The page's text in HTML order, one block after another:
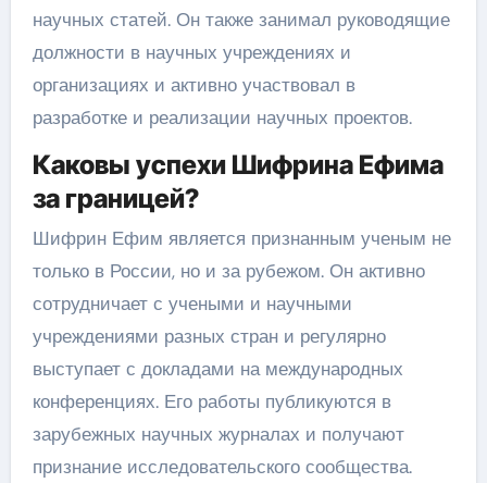
научных статей. Он также занимал руководящие
должности в научных учреждениях и
организациях и активно участвовал в
разработке и реализации научных проектов.
Каковы успехи Шифрина Ефима
за границей?
Шифрин Ефим является признанным ученым не
только в России, но и за рубежом. Он активно
сотрудничает с учеными и научными
учреждениями разных стран и регулярно
выступает с докладами на международных
конференциях. Его работы публикуются в
зарубежных научных журналах и получают
признание исследовательского сообщества.